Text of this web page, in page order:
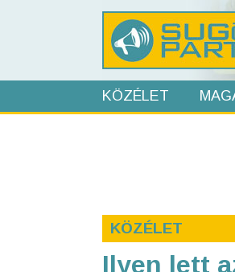
KÖZÉLET
KÖZÉLET
Ilyen lett